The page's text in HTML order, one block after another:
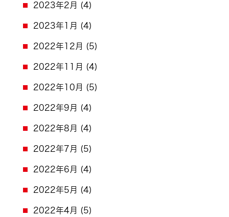
2023年2月 (4)
2023年1月 (4)
2022年12月 (5)
2022年11月 (4)
2022年10月 (5)
2022年9月 (4)
2022年8月 (4)
2022年7月 (5)
2022年6月 (4)
2022年5月 (4)
2022年4月 (5)